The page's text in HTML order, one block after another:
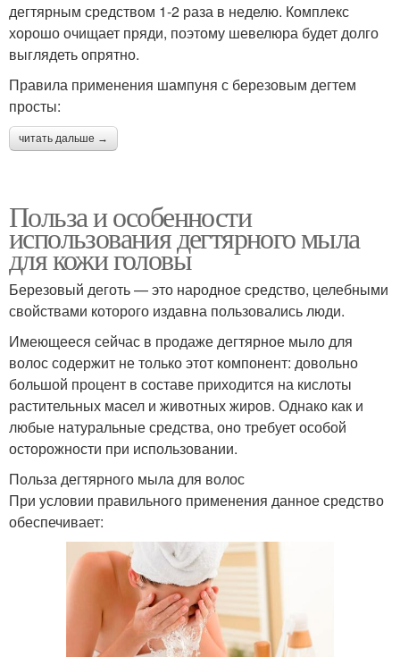
дегтярным средством 1-2 раза в неделю. Комплекс
хорошо очищает пряди, поэтому шевелюра будет долго
выглядеть опрятно.
Правила применения шампуня с березовым дегтем
просты:
читать дальше →
Польза и особенности
использования дегтярного мыла
для кожи головы
Березовый деготь — это народное средство, целебными
свойствами которого издавна пользовались люди.
Имеющееся сейчас в продаже дегтярное мыло для
волос содержит не только этот компонент: довольно
большой процент в составе приходится на кислоты
растительных масел и животных жиров. Однако как и
любые натуральные средства, оно требует особой
осторожности при использовании.
Польза дегтярного мыла для волос
При условии правильного применения данное средство
обеспечивает: